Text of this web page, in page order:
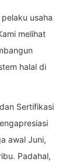
usaha
melihat
halal di
Sertifikasi
awal Juni,
Padahal,